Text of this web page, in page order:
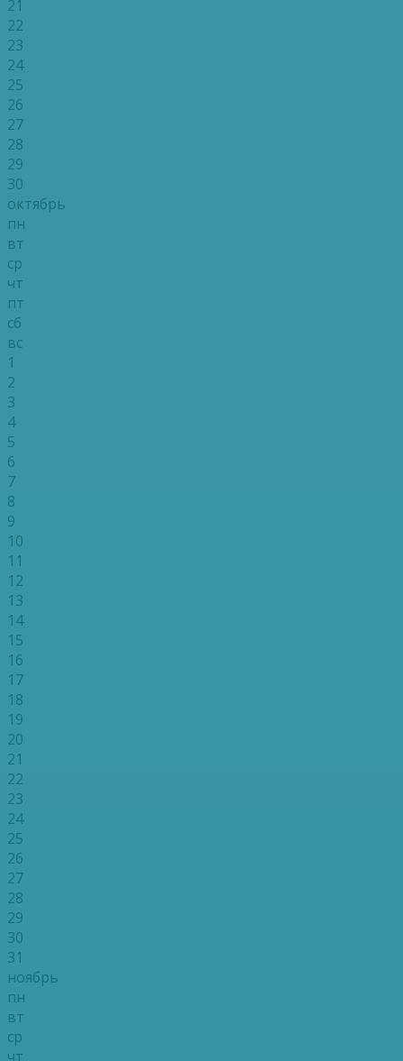
21
22
23
24
25
26
27
28
29
30
октябрь
пн
вт
ср
чт
пт
сб
вс
1
2
3
4
5
6
7
8
9
10
11
12
13
14
15
16
17
18
19
20
21
22
23
24
25
26
27
28
29
30
31
ноябрь
пн
вт
ср
чт